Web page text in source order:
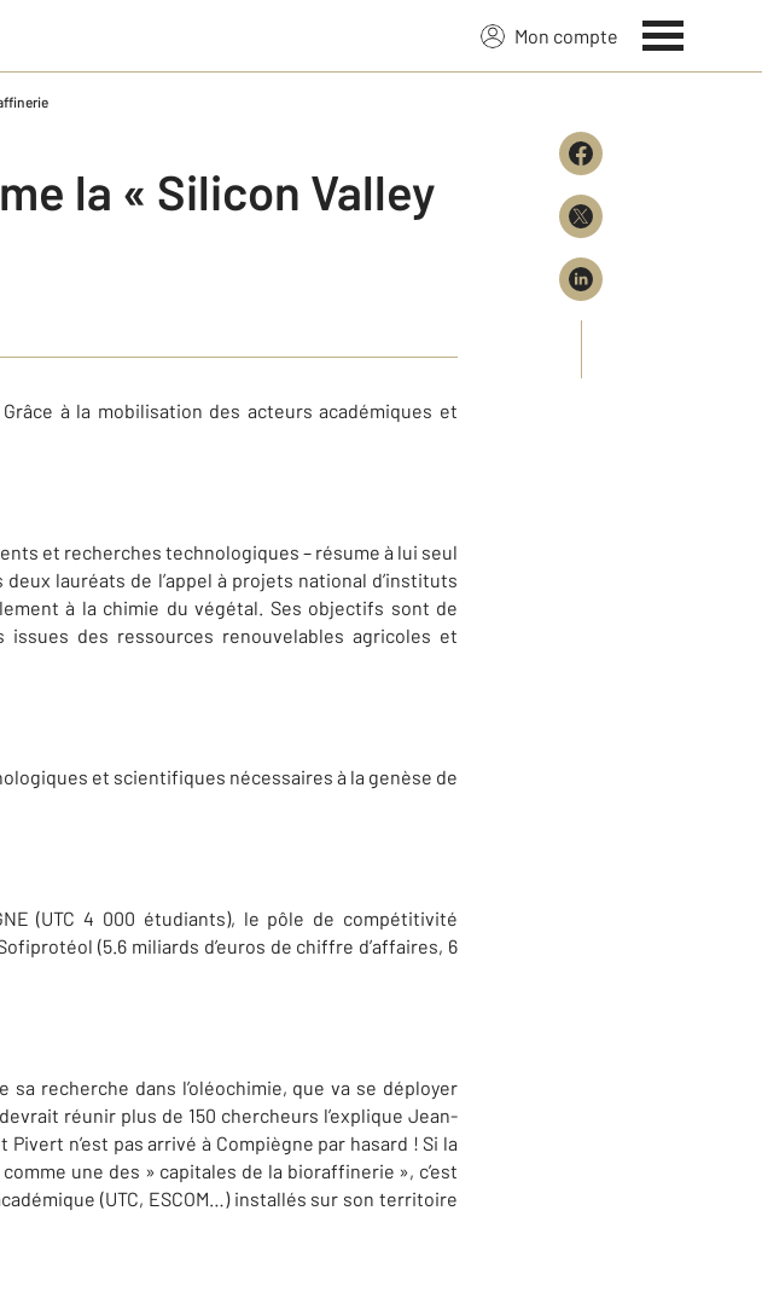
Mon compte
la « Silicon Valley
à la mobilisation des acteurs académiques et
et recherches technologiques – résume à lui seul
lauréats de l’appel à projets national d’instituts
à la chimie du végétal. Ses objectifs sont de
issues des ressources renouvelables agricoles et
et scientifiques nécessaires à la genèse de
(UTC 4 000 étudiants), le pôle de compétitivité
(5.6 miliards d’euros de chiffre d’affaires, 6
recherche dans l’oléochimie, que va se déployer
réunir plus de 150 chercheurs l’explique Jean-
n’est pas arrivé à Compiègne par hasard ! Si la
une des » capitales de la bioraffinerie », c’est
(UTC, ESCOM…) installés sur son territoire